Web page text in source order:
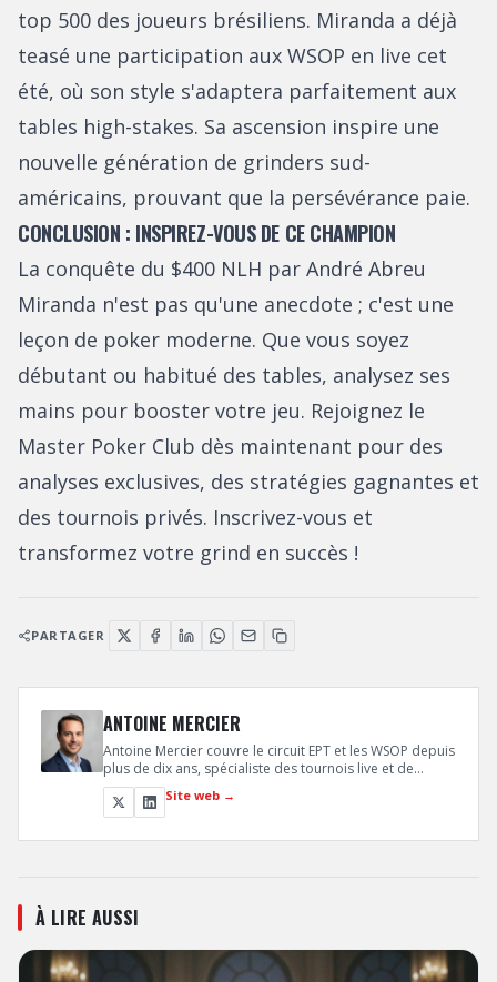
top 500 des joueurs brésiliens. Miranda a déjà
teasé une participation aux WSOP en live cet
été, où son style s'adaptera parfaitement aux
tables high-stakes. Sa ascension inspire une
nouvelle génération de grinders sud-
américains, prouvant que la persévérance paie.
CONCLUSION : INSPIREZ-VOUS DE CE CHAMPION
La conquête du $400 NLH par André Abreu
Miranda n'est pas qu'une anecdote ; c'est une
leçon de poker moderne. Que vous soyez
débutant ou habitué des tables, analysez ses
mains pour booster votre jeu. Rejoignez le
Master Poker Club dès maintenant pour des
analyses exclusives, des stratégies gagnantes et
des tournois privés. Inscrivez-vous et
transformez votre grind en succès !
PARTAGER
ANTOINE MERCIER
Antoine Mercier couvre le circuit EPT et les WSOP depuis
plus de dix ans, spécialiste des tournois live et de
l'analyse de mains décisives en finale. Sa connaissance
intime des dynamiques de table lui permet de
décrypter les moments clés qui font basculer un
tournoi.
Site web →
À LIRE AUSSI